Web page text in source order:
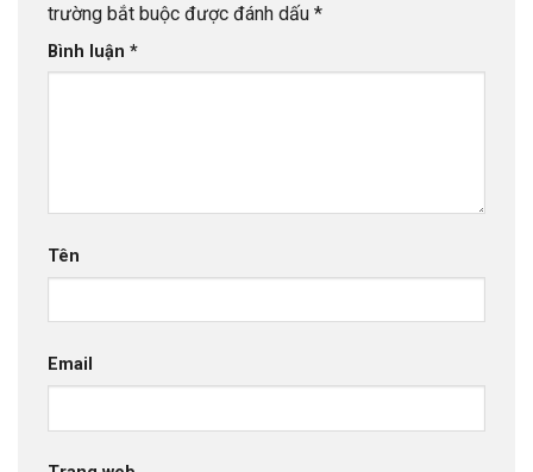
trường bắt buộc được đánh dấu *
Bình luận *
Tên
Email